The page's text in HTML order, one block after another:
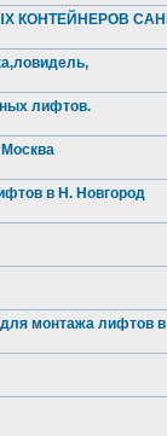
лифтов.
в Н. Новгород
монтажа лифтов в